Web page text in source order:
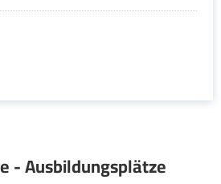
- Ausbildungsplätze